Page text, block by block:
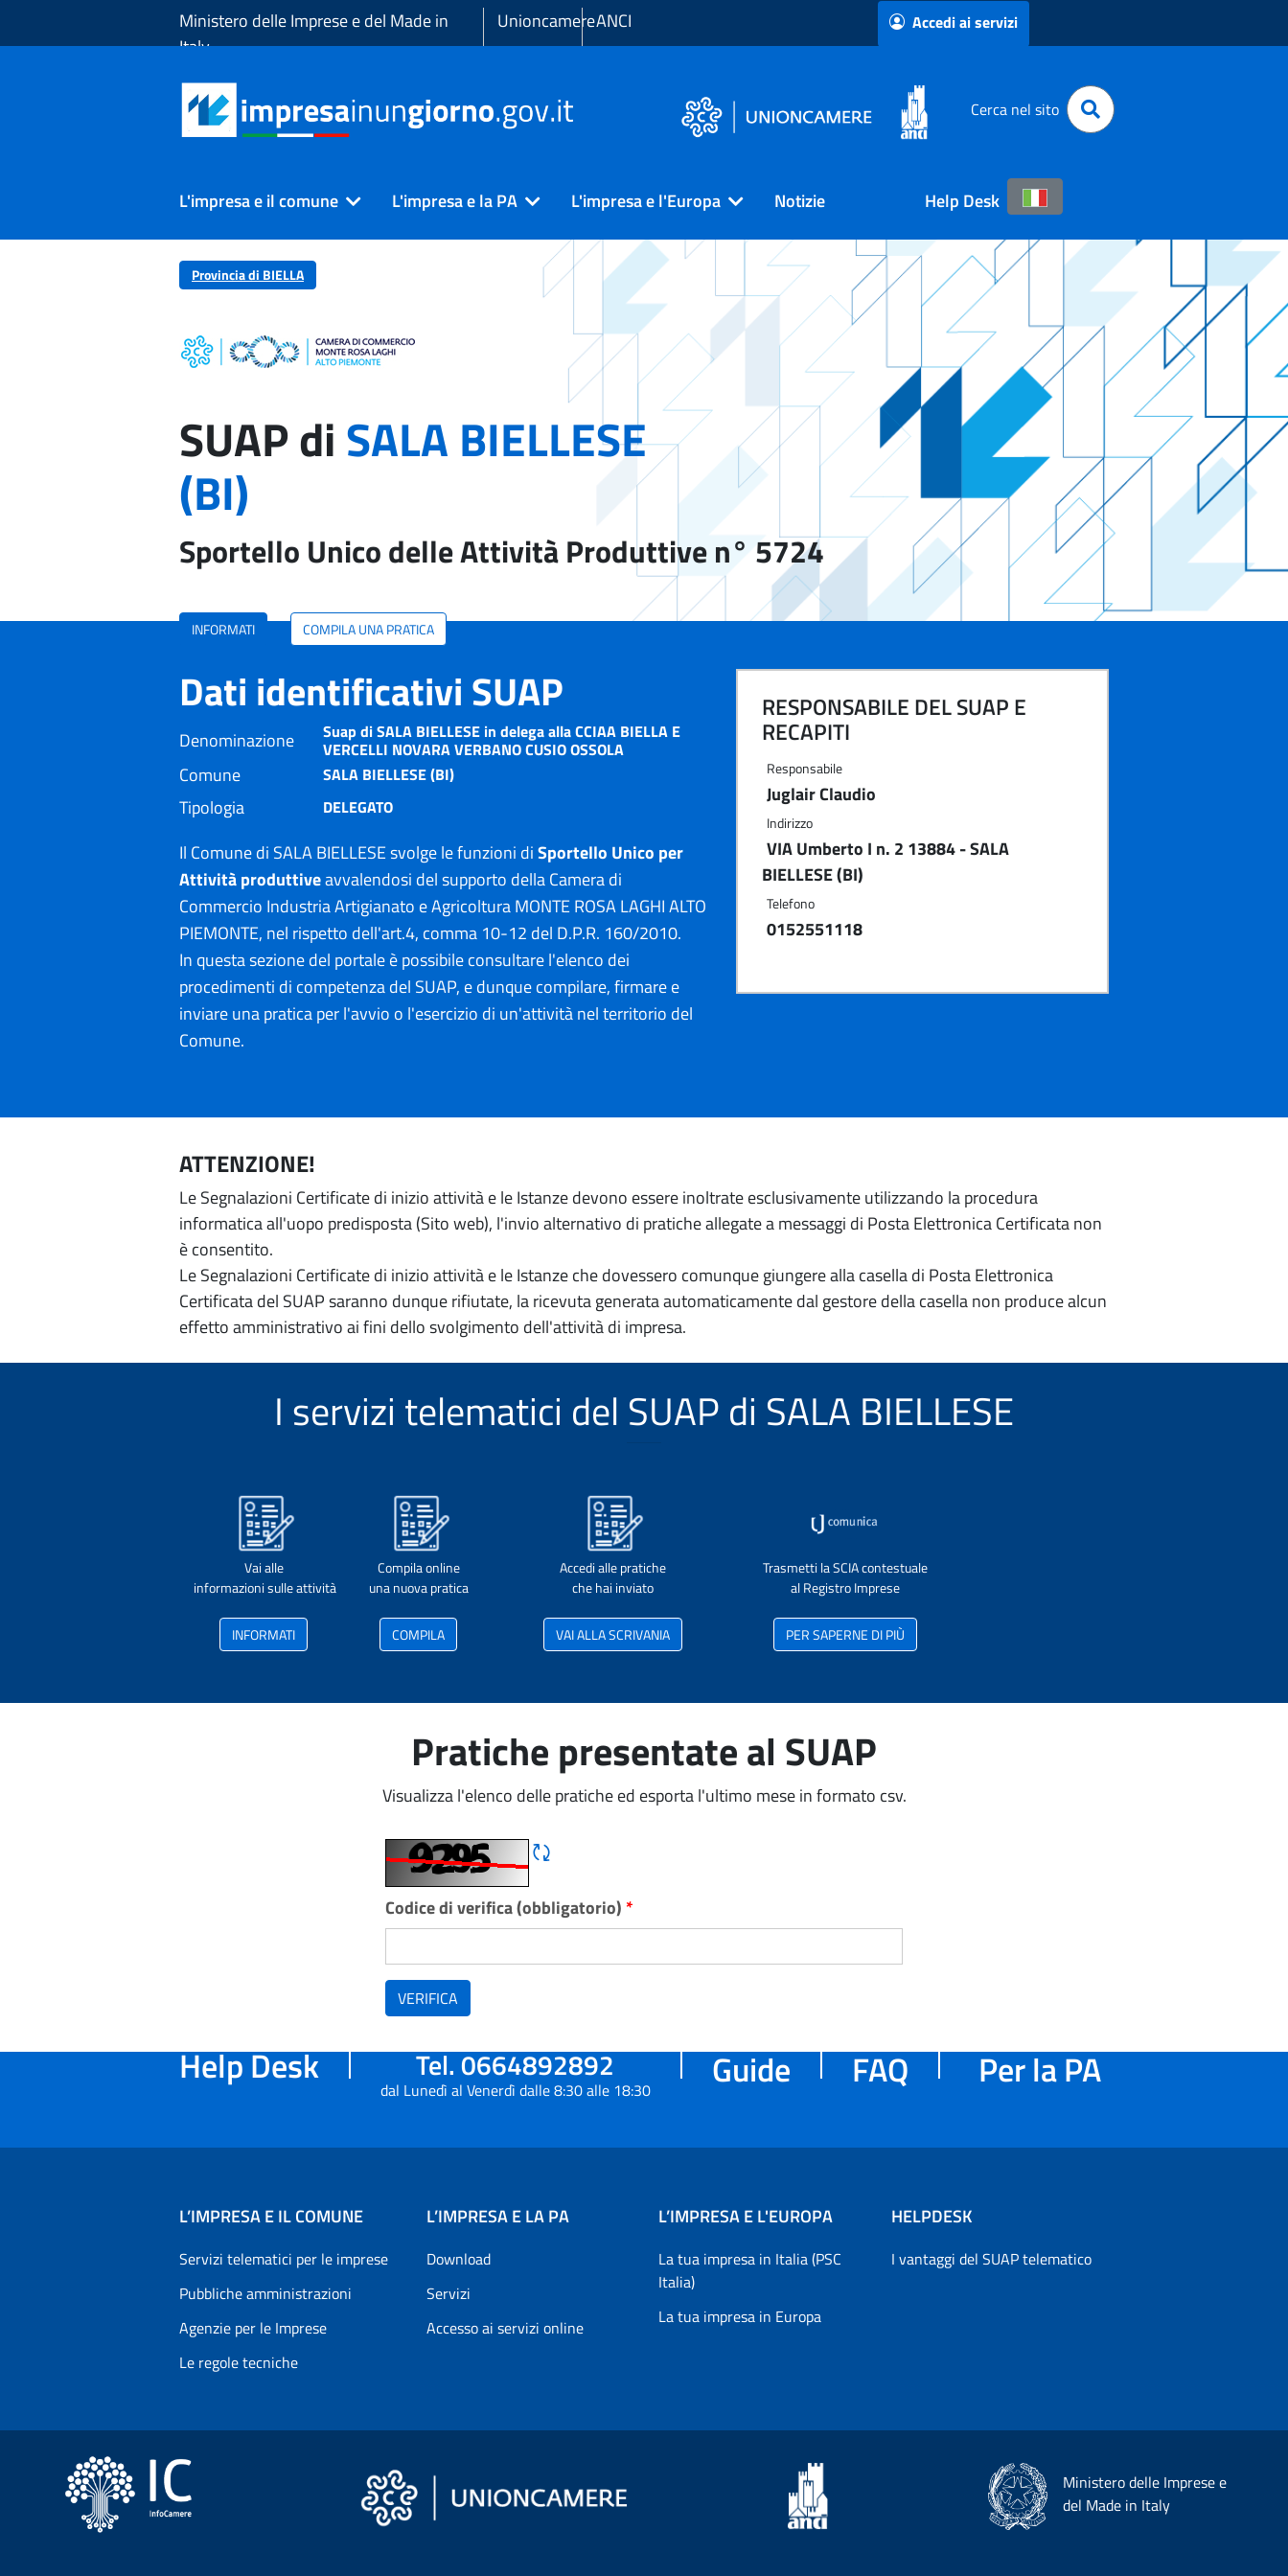
Ministero delle Imprese e del Made in
Italy
UnioncamereANCI Accedi ai servizi
Cerca nel sito
L'impresa e il comune L'impresa e la PA L'impresa e l'Europa Notizie Help Desk
Provincia di BIELLA
SUAP diSALA BIELLESE
(BI)
Sportello Unico delle Attività Produttive n° 5724
INFORMATI COMPILA UNA PRATICA
Dati identificativi SUAP
Denominazione Suap di SALA BIELLESE in delega alla CCIAA BIELLA E
VERCELLI NOVARA VERBANO CUSIO OSSOLA
Comune SALA BIELLESE (BI)
Tipologia DELEGATO
Il Comune di SALA BIELLESE svolge le funzioni diSportello Unico per
Attività produttiveavvalendosi del supporto della Camera di
Commercio Industria Artigianato e Agricoltura MONTE ROSA LAGHI ALTO
PIEMONTE, nel rispetto dell'art.4, comma 10-12 del D.P.R. 160/2010.
In questa sezione del portale è possibile consultare l'elenco dei
procedimenti di competenza del SUAP, e dunque compilare, firmare e
inviare una pratica per l'avvio o l'esercizio di un'attività nel territorio del
Comune.
RESPONSABILE DEL SUAP E
RECAPITI
Responsabile
Juglair Claudio
Indirizzo
VIA Umberto I n. 2 13884 - SALA
BIELLESE (BI)
Telefono
0152551118
ATTENZIONE!
Le Segnalazioni Certificate di inizio attività e le Istanze devono essere inoltrate esclusivamente utilizzando la procedura
informatica all'uopo predisposta (Sito web), l'invio alternativo di pratiche allegate a messaggi di Posta Elettronica Certificata non
è consentito.
Le Segnalazioni Certificate di inizio attività e le Istanze che dovessero comunque giungere alla casella di Posta Elettronica
Certificata del SUAP saranno dunque rifiutate, la ricevuta generata automaticamente dal gestore della casella non produce alcun
effetto amministrativo ai fini dello svolgimento dell'attività di impresa.
I servizi telematici del SUAP di SALA BIELLESE
Vai alle
informazioni sulle attività
INFORMATI
Compila online
una nuova pratica
COMPILA
Accedi alle pratiche
che hai inviato
VAI ALLA SCRIVANIA
Trasmetti la SCIA contestuale
al Registro Imprese
PER SAPERNE DI PIÙ
Pratiche presentate al SUAP
Visualizza l'elenco delle pratiche ed esporta l'ultimo mese in formato csv.
Rigene CAPTCHA
Codice di verifica (obbligatorio) *
VERIFICA
Help Desk Tel. 0664892892
dal Lunedì al Venerdì dalle 8:30 alle 18:30 Guide FAQ Per la PA
L’IMPRESA E IL COMUNE
Servizi telematici per le imprese
Pubbliche amministrazioni
Agenzie per le Imprese
Le regole tecniche
L’IMPRESA E LA PA
Download
Servizi
Accesso ai servizi online
L’IMPRESA E L'EUROPA
La tua impresa in Italia (PSC
Italia)
La tua impresa in Europa
HELPDESK
I vantaggi del SUAP telematico
Ministero delle Imprese e
del Made in Italy